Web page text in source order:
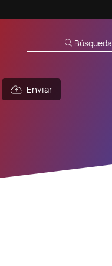
Búsqueda
Enviar